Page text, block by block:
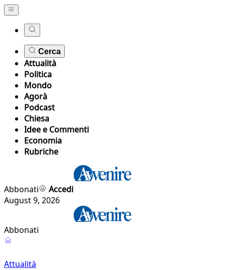
Cerca
Attualità
Politica
Mondo
Agorà
Podcast
Chiesa
Idee e Commenti
Economia
Rubriche
Abbonati
Accedi
August 9, 2026
Abbonati
Attualità